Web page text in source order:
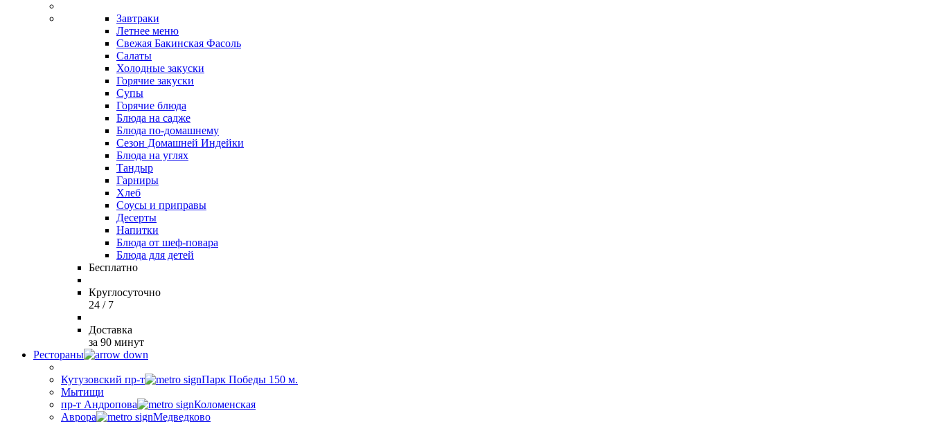
Завтраки
Летнее меню
Свежая Бакинская Фасоль
Салаты
Холодные закуски
Горячие закуски
Супы
Горячие блюда
Блюда на садже
Блюда по-домашнему
Сезон Домашней Индейки
Блюда на углях
Тандыр
Гарниры
Хлеб
Соусы и приправы
Десерты
Напитки
Блюда от шеф-повара
Блюда для детей
Бесплатно
Круглосуточно
24 / 7
Доставка
за 90 минут
Рестораны
Кутузовский пр-т
Парк Победы 150 м.
Мытищи
пр-т Андропова
Коломенская
Аврора
Медведково